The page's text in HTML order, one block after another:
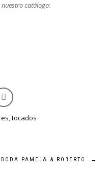
catálogo:
,tocados
BODA PAMELA & ROBERTO →